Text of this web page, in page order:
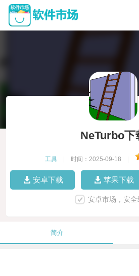
NeTurbo下
工具 时间：2025-09-18
安卓下载 苹果下载
安卓市场，安全
简介